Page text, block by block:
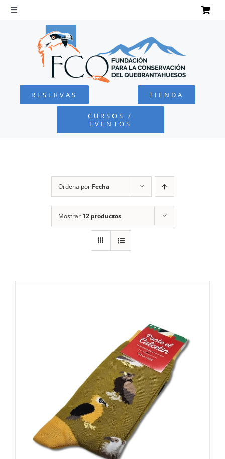
Saltar
Toggle
Navigation
QUEBRANTAHUESOS
FUNDACIÓN
RESERVAS TIENDA
CURSOS /
EVENTOS
Ordena por Fecha
Mostrar 12 productos